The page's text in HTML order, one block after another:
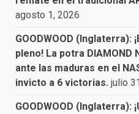
agosto 1, 2026
GOODWOOD (Inglaterra):
pleno! La potra DIAMOND
ante las maduras en el
invicto a 6 victorias. julio
GOODWOOD (Inglaterra):